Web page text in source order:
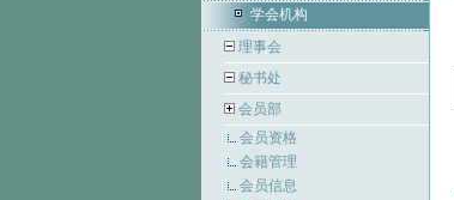
学会机构
理事会
秘书处
会员部
会员资格
会籍管理
会员信息